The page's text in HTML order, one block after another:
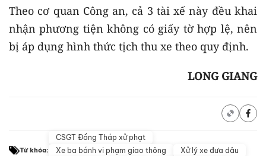
Theo cơ quan Công an, cả 3 tài xế này đều khai
nhận phương tiện không có giấy tờ hợp lệ, nên
bị áp dụng hình thức tịch thu xe theo quy định.
LONG GIANG
Từ khóa:
CSGT Đồng Tháp xử phạt
Xe ba bánh vi phạm giao thông
Xử lý xe đưa dâu